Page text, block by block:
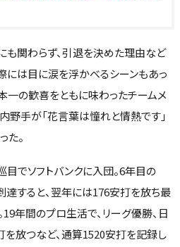
関わらず、引退を決めた理由など
には目に涙を浮かべるシーンもあっ
一の歓喜をともに味わったチームメ
野手が「花言葉は憧れと情熱です」
た。
でソフトバンクに入団。6年目の
すると、翌年には176安打を放ち最
年間のプロ生活で、リーグ優勝、日
放つなど、通算1520安打を記録し